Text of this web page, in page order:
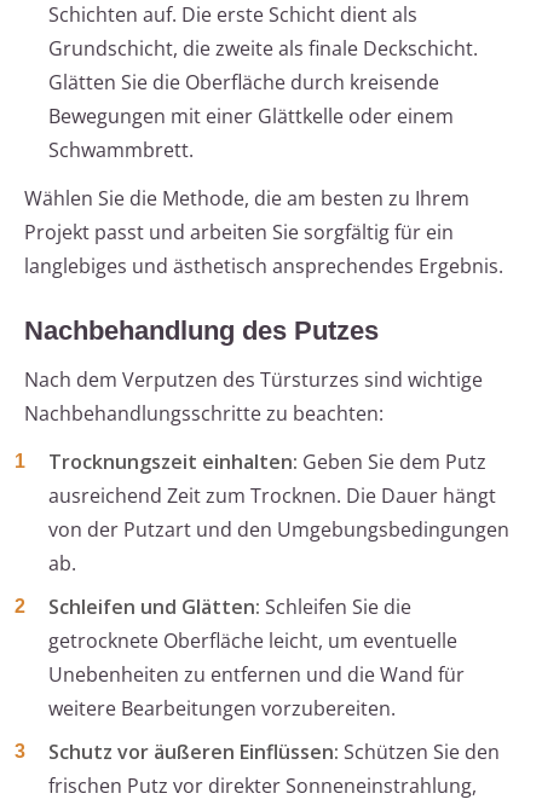
Schichten auf. Die erste Schicht dient als
Grundschicht, die zweite als finale Deckschicht.
Glätten Sie die Oberfläche durch kreisende
Bewegungen mit einer Glättkelle oder einem
Schwammbrett.
Wählen Sie die Methode, die am besten zu Ihrem
Projekt passt und arbeiten Sie sorgfältig für ein
langlebiges und ästhetisch ansprechendes Ergebnis.
Nachbehandlung des Putzes
Nach dem Verputzen des Türsturzes sind wichtige
Nachbehandlungsschritte zu beachten:
Trocknungszeit einhalten: Geben Sie dem Putz
ausreichend Zeit zum Trocknen. Die Dauer hängt
von der Putzart und den Umgebungsbedingungen
ab.
Schleifen und Glätten: Schleifen Sie die
getrocknete Oberfläche leicht, um eventuelle
Unebenheiten zu entfernen und die Wand für
weitere Bearbeitungen vorzubereiten.
Schutz vor äußeren Einflüssen: Schützen Sie den
frischen Putz vor direkter Sonneneinstrahlung,